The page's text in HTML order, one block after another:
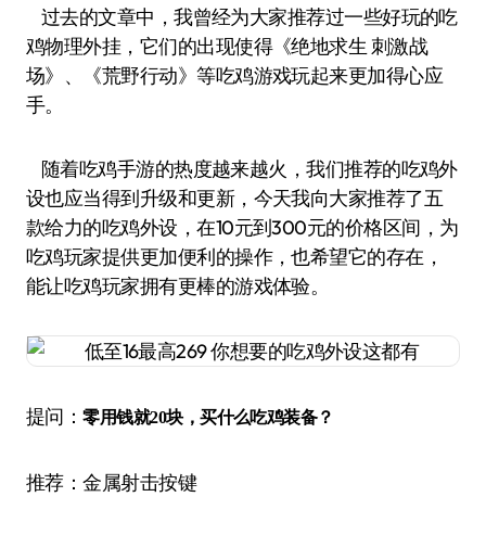
过去的文章中，我曾经为大家推荐过一些好玩的吃
鸡物理外挂，它们的出现使得《绝地求生 刺激战
场》、《荒野行动》等吃鸡游戏玩起来更加得心应
手。
随着吃鸡手游的热度越来越火，我们推荐的吃鸡外
设也应当得到升级和更新，今天我向大家推荐了五
款给力的吃鸡外设，在10元到300元的价格区间，为
吃鸡玩家提供更加便利的操作，也希望它的存在，
能让吃鸡玩家拥有更棒的游戏体验。
提问：零用钱就20块，买什么吃鸡装备？
推荐：金属射击按键